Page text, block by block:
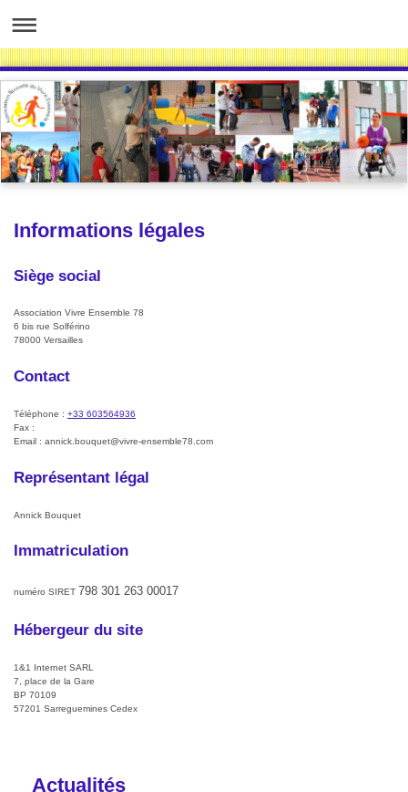
Informations légales
Siège social
Association Vivre Ensemble 78
6 bis rue Solférino
78000 Versailles
Contact
Téléphone : +33 603564936
Fax :
Email : annick.bouquet@vivre-ensemble78.com
Représentant légal
Annick Bouquet
Immatriculation
numéro SIRET 798 301 263 00017
Hébergeur du site
1&1 Internet SARL
7, place de la Gare
BP 70109
57201 Sarreguemines Cedex
Actualités